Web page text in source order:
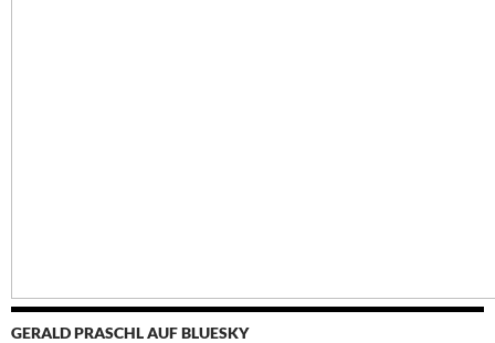
GERALD PRASCHL AUF BLUESKY